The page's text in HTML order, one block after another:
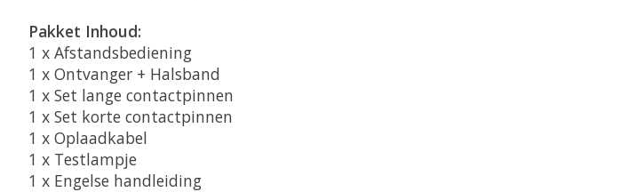
Pakket Inhoud:
1 x Afstandsbediening
1 x Ontvanger + Halsband
1 x Set lange contactpinnen
1 x Set korte contactpinnen
1 x Oplaadkabel
1 x Testlampje
1 x Engelse handleiding